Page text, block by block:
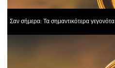
Σαν σήμερα: Τα σημαντικότερα